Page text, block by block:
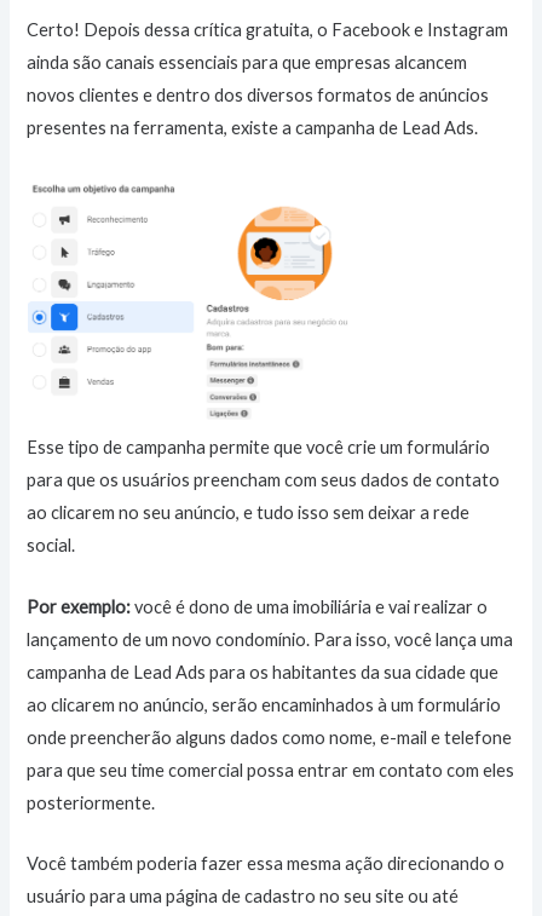
Certo! Depois dessa crítica gratuita, o Facebook e Instagram
ainda são canais essenciais para que empresas alcancem
novos clientes e dentro dos diversos formatos de anúncios
presentes na ferramenta, existe a campanha de Lead Ads.
Esse tipo de campanha permite que você crie um formulário
para que os usuários preencham com seus dados de contato
ao clicarem no seu anúncio, e tudo isso sem deixar a rede
social.
Por exemplo:você é dono de uma imobiliária e vai realizar o
lançamento de um novo condomínio. Para isso, você lança uma
campanha de Lead Ads para os habitantes da sua cidade que
ao clicarem no anúncio, serão encaminhados à um formulário
onde preencherão alguns dados como nome, e-mail e telefone
para que seu time comercial possa entrar em contato com eles
posteriormente.
Você também poderia fazer essa mesma ação direcionando o
usuário para uma página de cadastro no seu site ou até